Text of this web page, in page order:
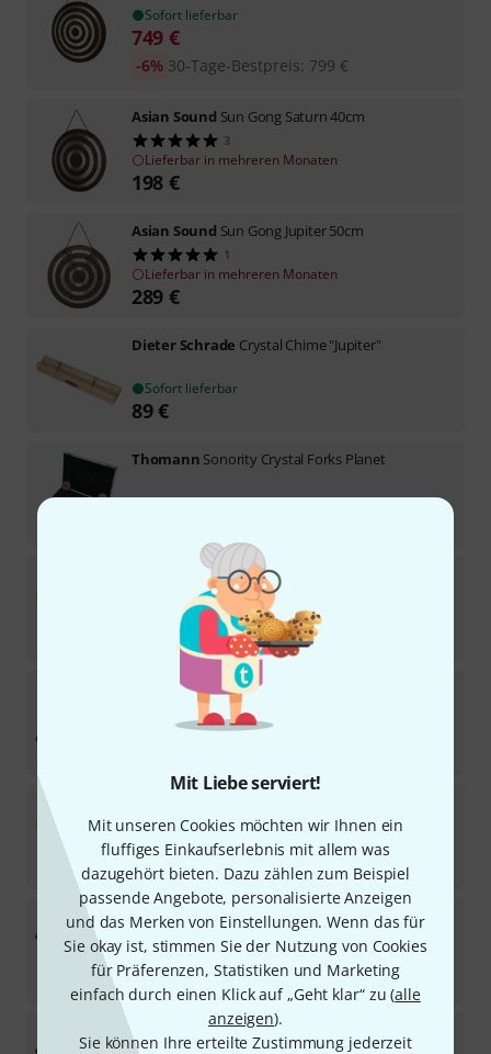
Mit Liebe serviert!
Mit unseren Cookies möchten wir Ihnen ein
fluffiges Einkaufserlebnis mit allem was
dazugehört bieten. Dazu zählen zum Beispiel
passende Angebote, personalisierte Anzeigen
und das Merken von Einstellungen. Wenn das für
Sie okay ist, stimmen Sie der Nutzung von Cookies
für Präferenzen, Statistiken und Marketing
einfach durch einen Klick auf „Geht klar“ zu (alle
anzeigen).
Sie können Ihre erteilte Zustimmung jederzeit
Sofort lieferbar
749 €
30-Tage-Bestpreis: 799 €
-6%
Asian Sound Sun Gong Saturn 40cm
3
Lieferbar in mehreren Monaten
198 €
Asian Sound Sun Gong Jupiter 50cm
1
Lieferbar in mehreren Monaten
289 €
Dieter Schrade Crystal Chime "Jupiter"
Sofort lieferbar
89€
Thomann Sonority Crystal Forks Planet
In 5–7 Wochen lieferbar
Dieter SchradeCrystal Chime "Mars"
Sofort lieferbar
SvaramSound Bridge Jupiter
Auf Anfrage
2
Auf Anfrage
89 €
Svaram Sound Ship Earth Rotation
Lieferbar in mehreren Monaten
98 €
Svaram Sound Ship Jupiter